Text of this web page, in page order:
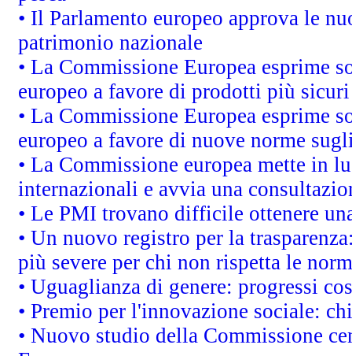
• Il Parlamento europeo approva le
patrimonio nazionale
• La Commissione Europea esprime
europeo a favore di prodotti più
• La Commissione Europea esprime
europeo a favore di nuove norme
• La Commissione europea mette in
internazionali e avvia una
• Le PMI trovano difficile ottenere
• Un nuovo registro per la
più severe per chi non rispetta le
• Uguaglianza di genere: progressi
• Premio per l'innovazione sociale:
• Nuovo studio della Commissione